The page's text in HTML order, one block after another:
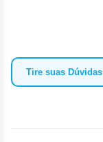
Tire suas Dúvidas